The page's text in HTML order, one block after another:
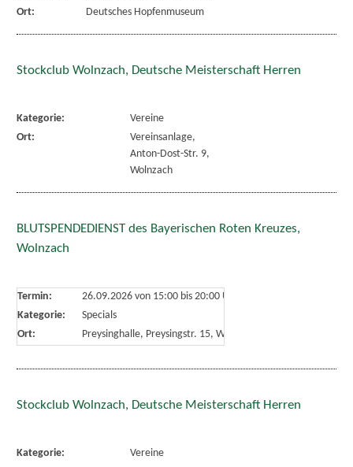
Ort:
Deutsches Hopfenmuseum
Stockclub Wolnzach, Deutsche Meisterschaft Herren
Kategorie:
Vereine
Ort:
Vereinsanlage,
Anton-Dost-Str. 9,
Wolnzach
BLUTSPENDEDIENST des Bayerischen Roten Kreuzes,
Wolnzach
Termin: 26.09.2026 von 15:00bis 20:00 Uhr
Kategorie:
Specials
Ort:
Preysinghalle, Preysingstr. 15, Wolnzach
Stockclub Wolnzach, Deutsche Meisterschaft Herren
Kategorie:
Vereine